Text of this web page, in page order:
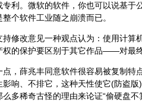
利。微软的软件，你也可以说基于
个软件工业随之崩溃而已。
改意见一种观点认为：使用计算机
权的保护要区别于其它作品——对最
薛兆丰同意软件很容易被复制特
影响、不排它，这种天性使它(防盗
多稀奇古怪的理由来论证“偷硬盘